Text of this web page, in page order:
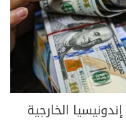
الخارجية